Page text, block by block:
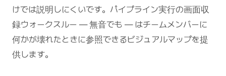
けでは説明しにくいです。パイプライン実行の画面収
録ウォークスルー — 無音でも — はチームメンバーに
何かが壊れたときに参照できるビジュアルマップを提
供します。